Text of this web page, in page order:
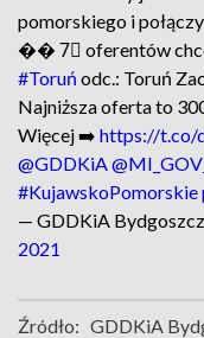
pomorskiego i
�� 7⃣ oferentów
#Toruń odc.: Toruń
Najniższa oferta to
Więcej ➡️ https://t.co/
@GDDKiA
#KujawskoPomorskie
— GDDKiA
2021
Źródło: GDDKiA